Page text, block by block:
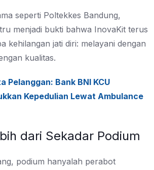
seperti Poltekkes Bandung,
menjadi bukti bahwa InovaKit terus
kehilangan jati diri: melayani dengan
kualitas.
Pelanggan: Bank BNI KCU
Kepedulian Lewat Ambulance
dari Sekadar Podium
podium hanyalah perabot